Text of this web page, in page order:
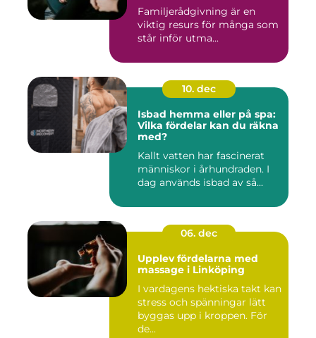
Familjerådgivning är en
viktig resurs för många som
står inför utma...
10. dec
Isbad hemma eller på spa:
Vilka fördelar kan du räkna
med?
Kallt vatten har fascinerat
människor i århundraden. I
dag används isbad av så...
06. dec
Upplev fördelarna med
massage i Linköping
I vardagens hektiska takt kan
stress och spänningar lätt
byggas upp i kroppen. För
de...